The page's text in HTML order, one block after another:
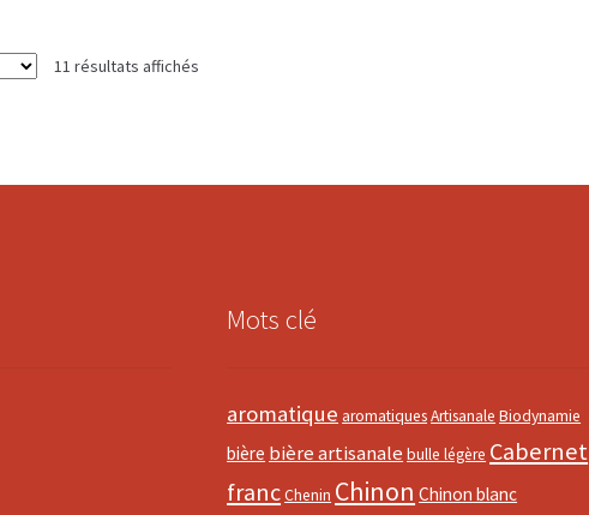
11 résultats affichés
Mots clé
aromatique aromatiquesArtisanale Biodynamie
bière bière artisanale bulle légère Cabernet
francChenin Chinon Chinon blanc